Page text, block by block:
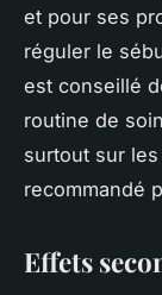
et pour ses
réguler le
est conseillé
routine de
surtout sur
recommandé
Effets